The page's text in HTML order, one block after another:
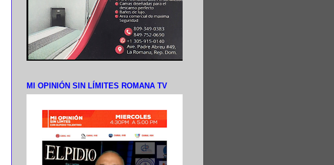
MI OPINIÓN SIN LÍMITES ROMANA TV